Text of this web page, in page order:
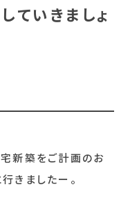
ていきましょ
新築をご計画のお
きましたー。